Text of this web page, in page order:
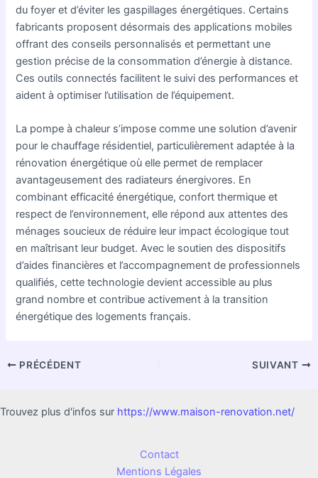
du foyer et d’éviter les gaspillages énergétiques. Certains
fabricants proposent désormais des applications mobiles
offrant des conseils personnalisés et permettant une
gestion précise de la consommation d’énergie à distance.
Ces outils connectés facilitent le suivi des performances et
aident à optimiser l’utilisation de l’équipement.
La pompe à chaleur s’impose comme une solution d’avenir
pour le chauffage résidentiel, particulièrement adaptée à la
rénovation énergétique où elle permet de remplacer
avantageusement des radiateurs énergivores. En
combinant efficacité énergétique, confort thermique et
respect de l’environnement, elle répond aux attentes des
ménages soucieux de réduire leur impact écologique tout
en maîtrisant leur budget. Avec le soutien des dispositifs
d’aides financières et l’accompagnement de professionnels
qualifiés, cette technologie devient accessible au plus
grand nombre et contribue activement à la transition
énergétique des logements français.
PRÉCÉDENT SUIVANT
Trouvez plus d'infos sur https://www.maison-renovation.net/
Contact
Mentions Légales